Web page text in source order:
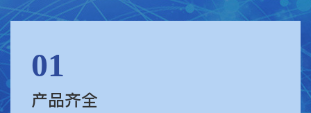
01
产品齐全